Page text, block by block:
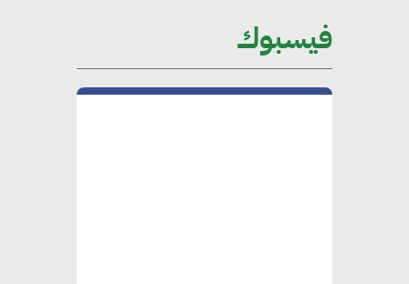
محلب : المباني الخضراء إضافة
فيسبوك